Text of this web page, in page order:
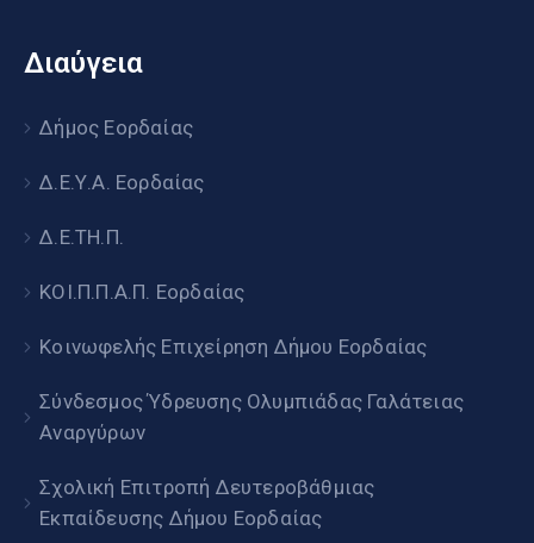
Διαύγεια
Δήμος Εορδαίας
Δ.Ε.Υ.Α. Εορδαίας
Δ.Ε.ΤΗ.Π.
ΚΟΙ.Π.Π.Α.Π. Εορδαίας
Κοινωφελής Επιχείρηση Δήμου Εορδαίας
Σύνδεσμος Ύδρευσης Ολυμπιάδας Γαλάτειας
Αναργύρων
Σχολική Επιτροπή Δευτεροβάθμιας
Εκπαίδευσης Δήμου Εορδαίας